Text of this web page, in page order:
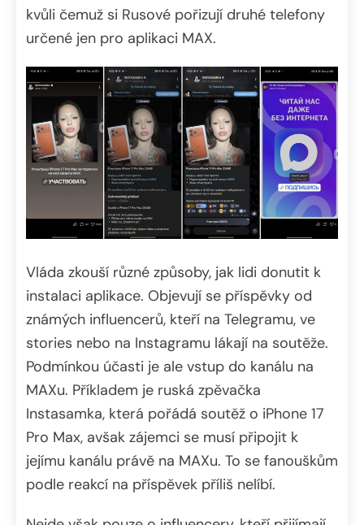
kvůli čemuž si Rusové pořizují druhé telefony
určené jen pro aplikaci MAX.
Vláda zkouší různé způsoby, jak lidi donutit k
instalaci aplikace. Objevují se příspěvky od
známých influencerů, kteří na Telegramu, ve
stories nebo na Instagramu lákají na soutěže.
Podmínkou účasti je ale vstup do kanálu na
MAXu. Příkladem je ruská zpěvačka
Instasamka, která pořádá soutěž o iPhone 17
Pro Max, avšak zájemci se musí připojit k
jejímu kanálu právě na MAXu. To se fanouškům
podle reakcí na příspěvek příliš nelíbí.